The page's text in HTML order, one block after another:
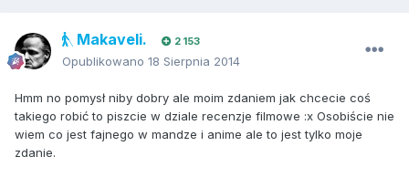
Makaveli. 2 153
Opublikowano 18 Sierpnia 2014
Hmm no pomysł niby dobry ale moim zdaniem jak chcecie coś
takiego robić to piszcie w dziale recenzje filmowe :x Osobiście nie
wiem co jest fajnego w mandze i anime ale to jest tylko moje
zdanie.